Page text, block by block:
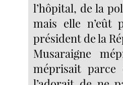
l’hôpital, de la
mais elle n’eût
président de la
Musaraigne
méprisait parce